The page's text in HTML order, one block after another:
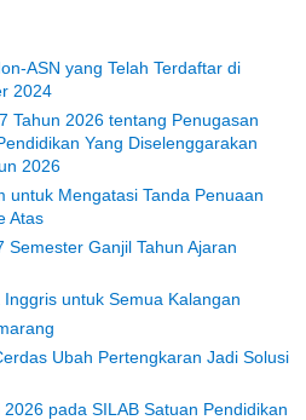
ASN yang Telah Terdaftar di
2024
Tahun 2026 tentang Penugasan
Yang Diselenggarakan
2026
untuk Mengatasi Tanda Penuaan
Atas
Semester Ganjil Tahun Ajaran
untuk Semua Kalangan
Ubah Pertengkaran Jadi Solusi
pada SILAB Satuan Pendidikan